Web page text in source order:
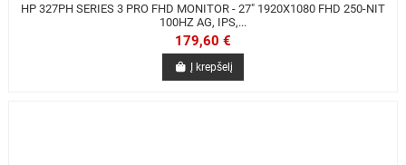
HP 327PH SERIES 3 PRO FHD MONITOR - 27" 1920X1080 FHD 250-NIT
100HZ AG, IPS,...
179,60 €
Į krepšelį